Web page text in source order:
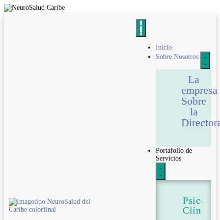
Inicio
Sobre Nosotros
La
empresa
Sobre
la
Portafolio de
Servicios
Clínica